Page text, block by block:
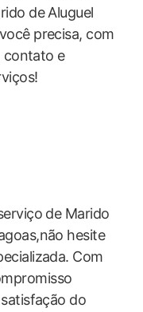
de Aluguel
precisa, com⁤
​contato ⁢e
de Marido
hesite
Com
do‍